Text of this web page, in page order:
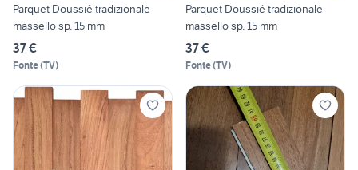
Parquet Doussié tradizionale
massello sp. 15 mm
37 €
Fonte(TV)
Parquet Doussié tradizionale
massello sp. 15 mm
37 €
Fonte(TV)